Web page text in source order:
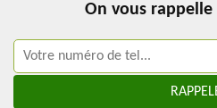
On vous